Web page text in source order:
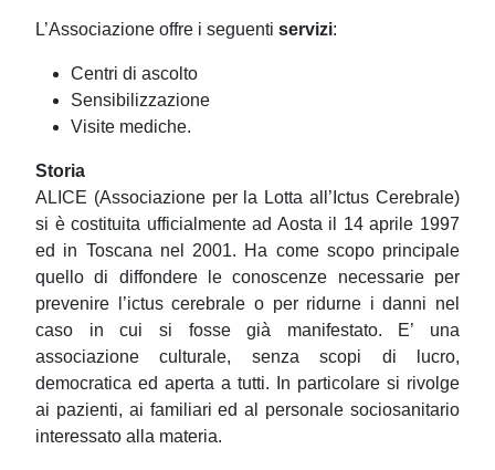
L’Associazione offre i seguenti servizi:
Centri di ascolto
Sensibilizzazione
Visite mediche.
Storia
ALICE (Associazione per la Lotta all’Ictus Cerebrale)
si è costituita ufficialmente ad Aosta il 14 aprile 1997
ed in Toscana nel 2001. Ha come scopo principale
quello di diffondere le conoscenze necessarie per
prevenire l’ictus cerebrale o per ridurne i danni nel
caso in cui si fosse già manifestato. E’ una
associazione culturale, senza scopi di lucro,
democratica ed aperta a tutti. In particolare si rivolge
ai pazienti, ai familiari ed al personale sociosanitario
interessato alla materia.